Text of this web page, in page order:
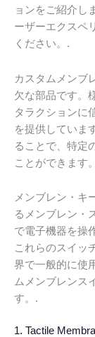
ョンをご紹介し
ーザーエクスペ
ください。.
カスタムメンブ
欠な部品です。
タラクションに
を提供していま
ることで、特定
ことができます
メンブレン・キ
るメンブレン・
で電子機器を操
これらのスイッ
界で一般的に使
ムメンブレンス
す。.
1. Tactile